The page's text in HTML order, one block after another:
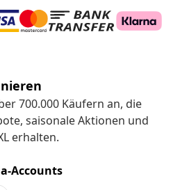
700.000 Käufern an, die
saisonale Aktionen und
erhalten.
Accounts